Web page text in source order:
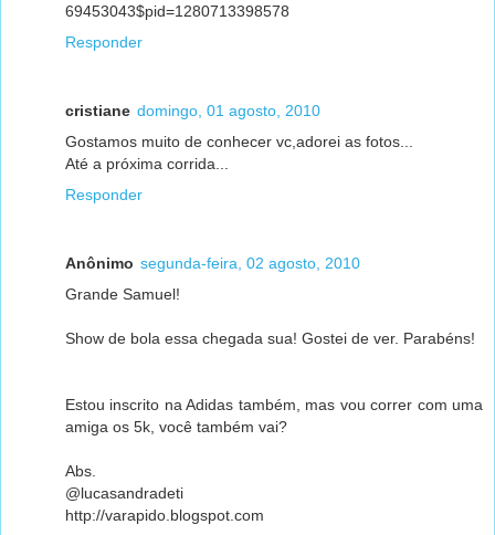
69453043$pid=1280713398578
Responder
cristiane domingo, 01 agosto, 2010
Gostamos muito de conhecer vc,adorei as fotos...
Até a próxima corrida...
Responder
Anônimo segunda-feira, 02 agosto, 2010
Grande Samuel!
Show de bola essa chegada sua! Gostei de ver. Parabéns!
Estou inscrito na Adidas também, mas vou correr com uma
amiga os 5k, você também vai?
Abs.
@lucasandradeti
http://varapido.blogspot.com